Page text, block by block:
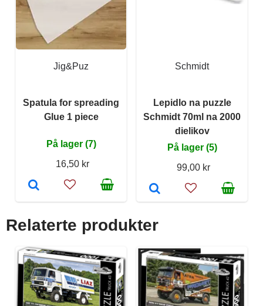
Jig&Puz
Spatula for spreading
Glue 1 piece
På lager (7)
16,50 kr
Schmidt
Lepidlo na puzzle
Schmidt 70ml na 2000
dielikov
På lager (5)
99,00 kr
Relaterte produkter